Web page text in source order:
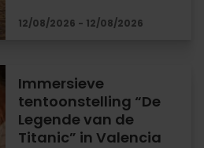
12/08/2026 - 12/08/2026
Immersieve
tentoonstelling “De
Legende van de
Titanic” in Valencia